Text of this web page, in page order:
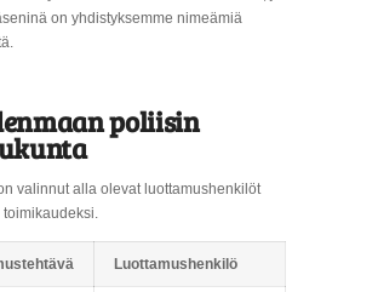
on yhdistyksemme nimeämiä
poliisin
valinnut alla olevat luottamushenkilöt
Luottamushenkilö